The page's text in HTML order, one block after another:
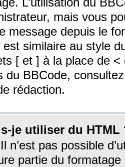
mais vous
message depuis le
est similaire au style
[ et ] à la place de <
du BBCode,
rédaction.
je utiliser du HTML
n’est pas possible
partie du